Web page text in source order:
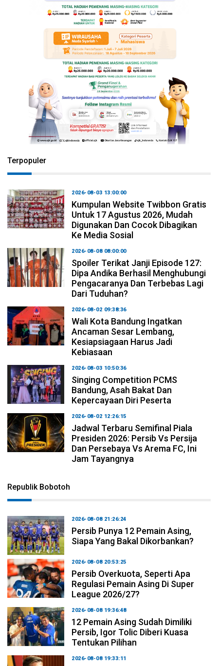
Terpopuler
2026-08-03 13:00:00
Kumpulan Website Twibbon Gratis
Untuk 17 Agustus 2026, Mudah
Digunakan Dan Cocok Dibagikan
Ke Media Sosial
2026-08-08 08:00:00
Spoiler Terikat Janji Episode 127:
Dipa Andika Berhasil Menghubungi
Pengacaranya Dan Terbebas Lagi
Dari Tuduhan?
2026-08-02 09:38:36
Wali Kota Bandung Ingatkan
Ancaman Sesar Lembang,
Kesiapsiagaan Harus Jadi
Kebiasaan
2026-08-03 10:50:36
Singing Competition PCMS
Bandung, Asah Bakat Dan
Kepercayaan Diri Peserta
2026-08-02 12:26:15
Jadwal Terbaru Semifinal Piala
Presiden 2026: Persib Vs Persija
Dan Persebaya Vs Arema FC, Ini
Jam Tayangnya
Republik Bobotoh
2026-08-08 21:26:24
Persib Punya 12 Pemain Asing,
Siapa Yang Bakal Dikorbankan?
2026-08-08 20:53:25
Persib Overkuota, Seperti Apa
Regulasi Pemain Asing Di Super
League 2026/27?
2026-08-08 19:36:48
12 Pemain Asing Sudah Dimiliki
Persib, Igor Tolic Diberi Kuasa
Tentukan Pilihan
2026-08-08 19:33:11